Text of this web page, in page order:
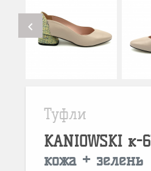
chevron_left
Туфли
KANIOWSKI к-
кожа + зелень